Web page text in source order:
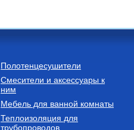
Расширительные баки для
Бак расширительный для
водоснабжения 50 л 50V
Полотенцесушители
Смесители и аксессуары к
ним
Мебель для ванной комнаты
Теплоизоляция для
трубопроводов